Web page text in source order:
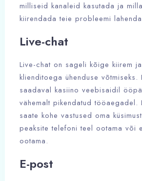
milliseid kanaleid kasutada ja
kiirendada teie probleemi
Live-chat
Live-chat on sageli kõige kiirem
klienditoega ühenduse võtmiseks.
saadaval kasiino veebisaidil
vähemalt pikendatud tööaegadel.
saate kohe vastused oma
peaksite telefoni teel ootama või
ootama.
E-post